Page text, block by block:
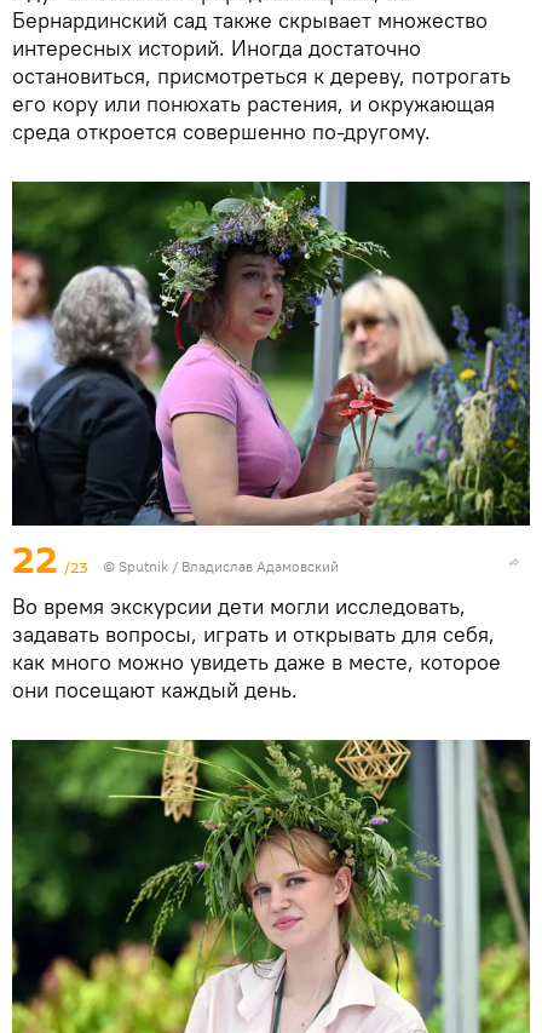
Бернардинский сад также скрывает множество
интересных историй. Иногда достаточно
остановиться, присмотреться к дереву, потрогать
его кору или понюхать растения, и окружающая
среда откроется совершенно по-другому.
22 /23 © Sputnik / Владислав Адамовский
Во время экскурсии дети могли исследовать,
задавать вопросы, играть и открывать для себя,
как много можно увидеть даже в месте, которое
они посещают каждый день.